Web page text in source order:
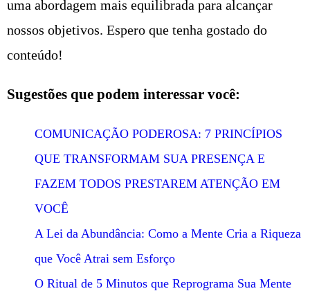
uma abordagem mais equilibrada para alcançar
nossos objetivos. Espero que tenha gostado do
conteúdo!
Sugestões que podem interessar você:
COMUNICAÇÃO PODEROSA: 7 PRINCÍPIOS
QUE TRANSFORMAM SUA PRESENÇA E
FAZEM TODOS PRESTAREM ATENÇÃO EM
VOCÊ
A Lei da Abundância: Como a Mente Cria a Riqueza
que Você Atrai sem Esforço
O Ritual de 5 Minutos que Reprograma Sua Mente